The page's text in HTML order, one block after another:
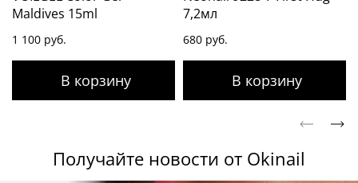
Maldives 15ml
1 100 руб.
7,2мл
680 руб.
Получайте новости от Okinail